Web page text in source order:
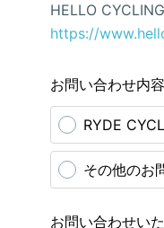
HELLO CYCLING
https://
お問い合わせ内容
RYDE
その他のお
お問い合わせい